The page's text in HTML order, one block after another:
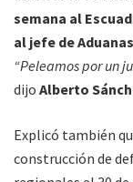
semana al
al jefe de
“Peleamos por un
dijo Alberto
Explicó también
construcción de